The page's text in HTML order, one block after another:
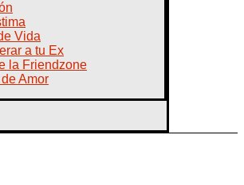
Vida
a tu Ex
la Friendzone
Amor